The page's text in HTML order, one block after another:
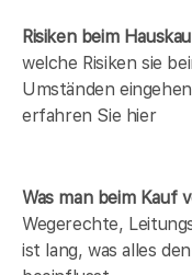
Risiken beim
welche Risiken sie
Umständen
erfahren Sie hier
Was man beim Kauf
Wegerechte,
ist lang, was alles